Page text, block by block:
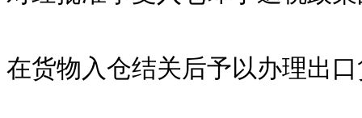
在货物入仓结关后予以办理出